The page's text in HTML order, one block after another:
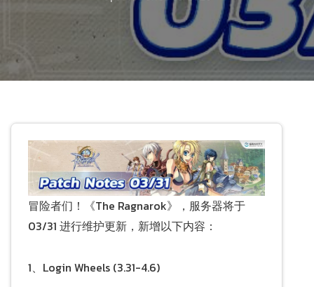
冒险者们！《The Ragnarok》，服务器将于
03/31 进行维护更新，新增以下内容：
1、Login Wheels (3.31-4.6)